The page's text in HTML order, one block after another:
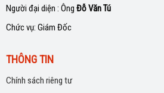
Người đại diện : Ông Đỗ Văn Tú
Chức vụ: Giám Đốc
THÔNG TIN
Chính sách riêng tư